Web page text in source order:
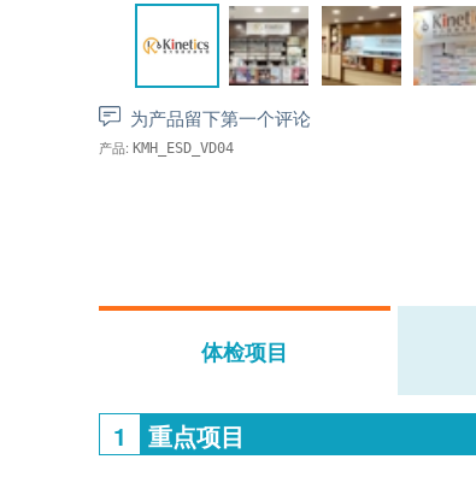
为产品留下第一个评论
产品: KMH_ESD_VD04
体检项目
1 重点项目